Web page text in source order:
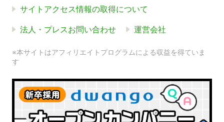
サイトアクセス情報の取得について
法人・プレスお問い合わせ 運営会社
※本サイトはアフィリエイトプログラムによる収益を得ていま
す